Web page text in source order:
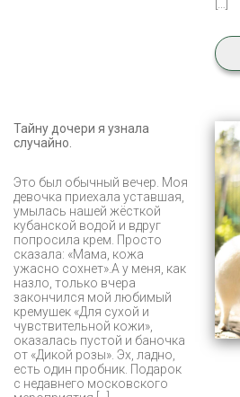
Тайну дочери я узнала
случайно.
Это был обычный вечер. Моя
девочка приехала уставшая,
умылась нашей жёсткой
кубанской водой и вдруг
попросила крем. Просто
сказала: «Мама, кожа
ужасно сохнет».А у меня, как
назло, только вчера
закончился мой любимый
кремушек «Для сухой и
чувствительной кожи»,
оказалась пустой и баночка
от «Дикой розы». Эх, ладно,
есть один пробник. Подарок
с недавнего московского